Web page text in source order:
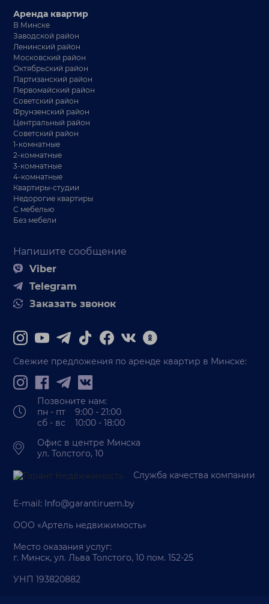
Напишите сообщение
Viber
Telegram
Заказать звонок
Аренда квартир
В Минске
Заводской район
Ленинский район
Московский район
Октябрьский район
Партизанский район
Первомайский район
Советский район
Фрунзенский район
Центральный район
Советский район
1-комнатные
2-комнатные
3-комнатные
4-комнатные
Квартиры-студии
Недорогие квартиры
С мебелью
Без мебели
Свежие предложения по аренде квартир в Минске:
Позвоните нам:
пн - пт 9:00 - 21:00
сб - вс 10:00 - 18:00
Офис в центре Минска
ул. Толстого, 10
Служба качества компании
E-mail: Info@garantiruem.by
ООО «Артель недвижимость»
Место оказания услуг:
г. Минск, ул. Льва Толстого, 10 пом. 152-25
УНП 193820882